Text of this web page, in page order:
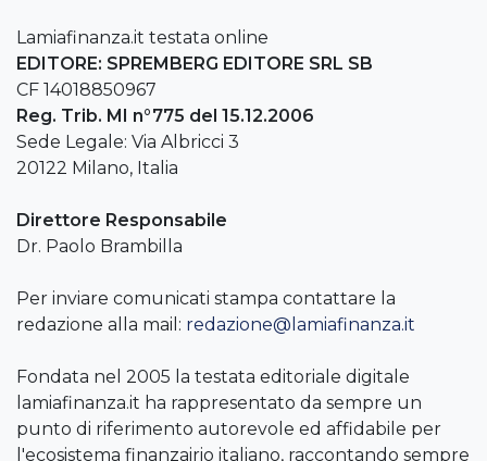
Lamiafinanza.it testata online
EDITORE: SPREMBERG EDITORE SRL SB
CF 14018850967
Reg. Trib. MI n°775 del 15.12.2006
Sede Legale: Via Albricci 3
20122 Milano, Italia
Direttore Responsabile
Dr. Paolo Brambilla
Per inviare comunicati stampa contattare la
redazione alla mail: redazione@lamiafinanza.it
Fondata nel 2005 la testata editoriale digitale
lamiafinanza.it ha rappresentato da sempre un
punto di riferimento autorevole ed affidabile per
l'ecosistema finanzairio italiano, raccontando sempre